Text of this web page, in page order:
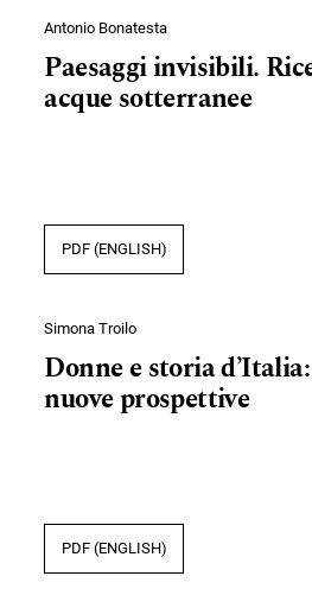
Antonio Bonatesta
Paesaggi invisibili.
acque sotterranee
PDF (ENGLISH)
Simona Troilo
Donne e storia
nuove prospettive
PDF (ENGLISH)